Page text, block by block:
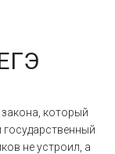
который
не устроил, а